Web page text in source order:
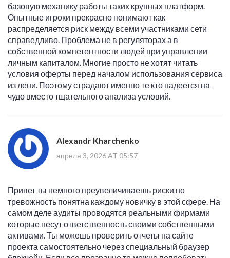
базовую механику работы таких крупных платформ.
Опытные игроки прекрасно понимают как
распределяется риск между всеми участниками сети
справедливо. Проблема не в регуляторах а в
собственной компетентности людей при управлении
личным капиталом. Многие просто не хотят читать
условия оферты перед началом использования сервиса
из лени. Поэтому страдают именно те кто надеется на
чудо вместо тщательного анализа условий.
Alexandr Kharchenko
апреля 3, 2026 AT 05:57
Привет ты немного преувеличиваешь риски но
тревожность понятна каждому новичку в этой сфере. На
самом деле аудиты проводятся реальными фирмами
которые несут ответственность своими собственными
активами. Ты можешь проверить отчеты на сайте
проекта самостоятельно через специальный браузер